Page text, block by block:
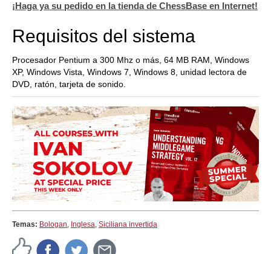
¡Haga ya su pedido en la tienda de ChessBase en Internet!
Requisitos del sistema
Procesador Pentium a 300 Mhz o más, 64 MB RAM, Windows
XP, Windows Vista, Windows 7, Windows 8, unidad lectora de
DVD, ratón, tarjeta de sonido.
Temas: Bologan, Inglesa, Siciliana invertida